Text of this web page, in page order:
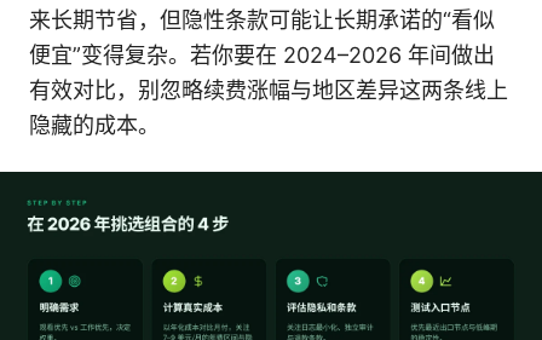
来长期节省，但隐性条款可能让长期承诺的“看似
便宜”变得复杂。若你要在 2024–2026 年间做出
有效对比，别忽略续费涨幅与地区差异这两条线上
隐藏的成本。